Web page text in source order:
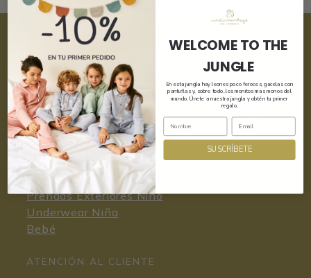
CATEGORIAS
Prendas Exteriores Niño
Underwear Niña
Bebé
ATENCIÓN AL CLIENTE
WELCOME TO THE
JUNGLE
En esta jungla hay leones poco feroces, gacelas con
pantuflas y, sobre todo, los monitos mas monos del
mundo. Únete a nuestra jungla y obtén tu primer
regalo.
SUSCRÍBETE